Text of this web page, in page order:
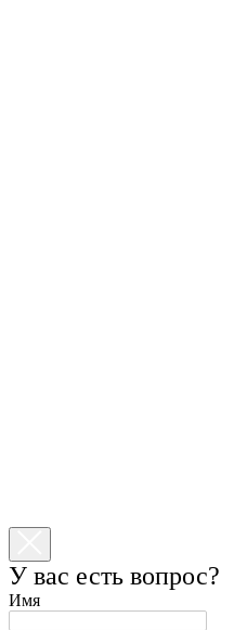
У вас есть вопрос?
Имя